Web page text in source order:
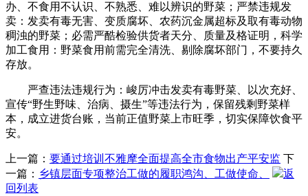
办、不食用不认识、不熟悉、难以辨识的野菜；严禁违规发
卖：发卖有毒无害、变质腐坏、农药沉金属超标及取有毒动物
稠浊的野菜；必需严酷检验供货者天分、质量及格证明，科学
加工食用：野菜食用前需完全清洗、剔除腐坏部门，不要持久
存放。
严查违法违规行为：峻厉冲击发卖有毒野菜、以次充好、
宣传“野生野味、治病、摄生”等违法行为，保留残剩野菜样
本，成立进货台账，当前正值野菜上市旺季，切实保障饮食平
安。
上一篇： 要通过培训不雅摩全面提高全市食物出产平安监 下
一篇： 乡镇层面专项整治工做的履职鸿沟、工做使命、
返
回列表